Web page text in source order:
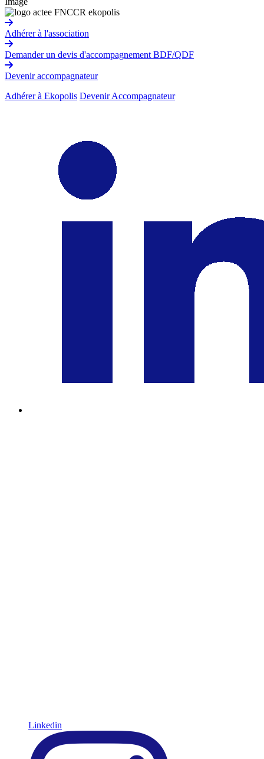
Adhérer à l'association
Demander un devis d'accompagnement BDF/QDF
Devenir accompagnateur
Adhérer à Ekopolis Devenir Accompagnateur
Linkedin